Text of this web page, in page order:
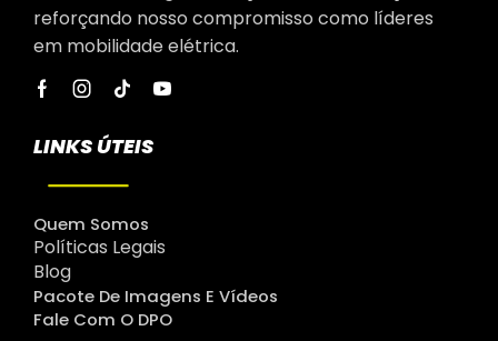
reforçando nosso compromisso como líderes
em mobilidade elétrica.
LINKS ÚTEIS
Quem Somos
Políticas Legais
Blog
Pacote De Imagens E Vídeos
Fale Com O DPO